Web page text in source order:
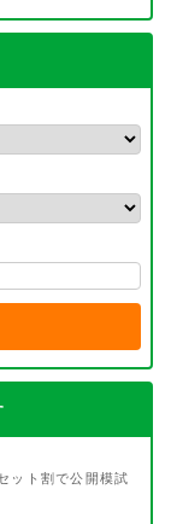
ット割で公開模試